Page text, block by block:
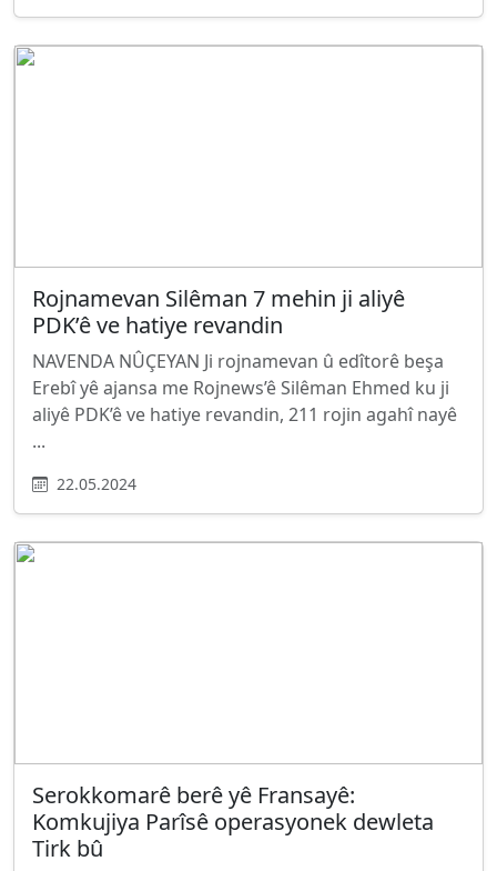
Rojnamevan Silêman 7 mehin ji aliyê
PDK’ê ve hatiye revandin
NAVENDA NÛÇEYAN Ji rojnamevan û edîtorê beşa
Erebî yê ajansa me Rojnews’ê Silêman Ehmed ku ji
aliyê PDK’ê ve hatiye revandin, 211 rojin agahî nayê
...
22.05.2024
Serokkomarê berê yê Fransayê:
Komkujiya Parîsê operasyonek dewleta
Tirk bû